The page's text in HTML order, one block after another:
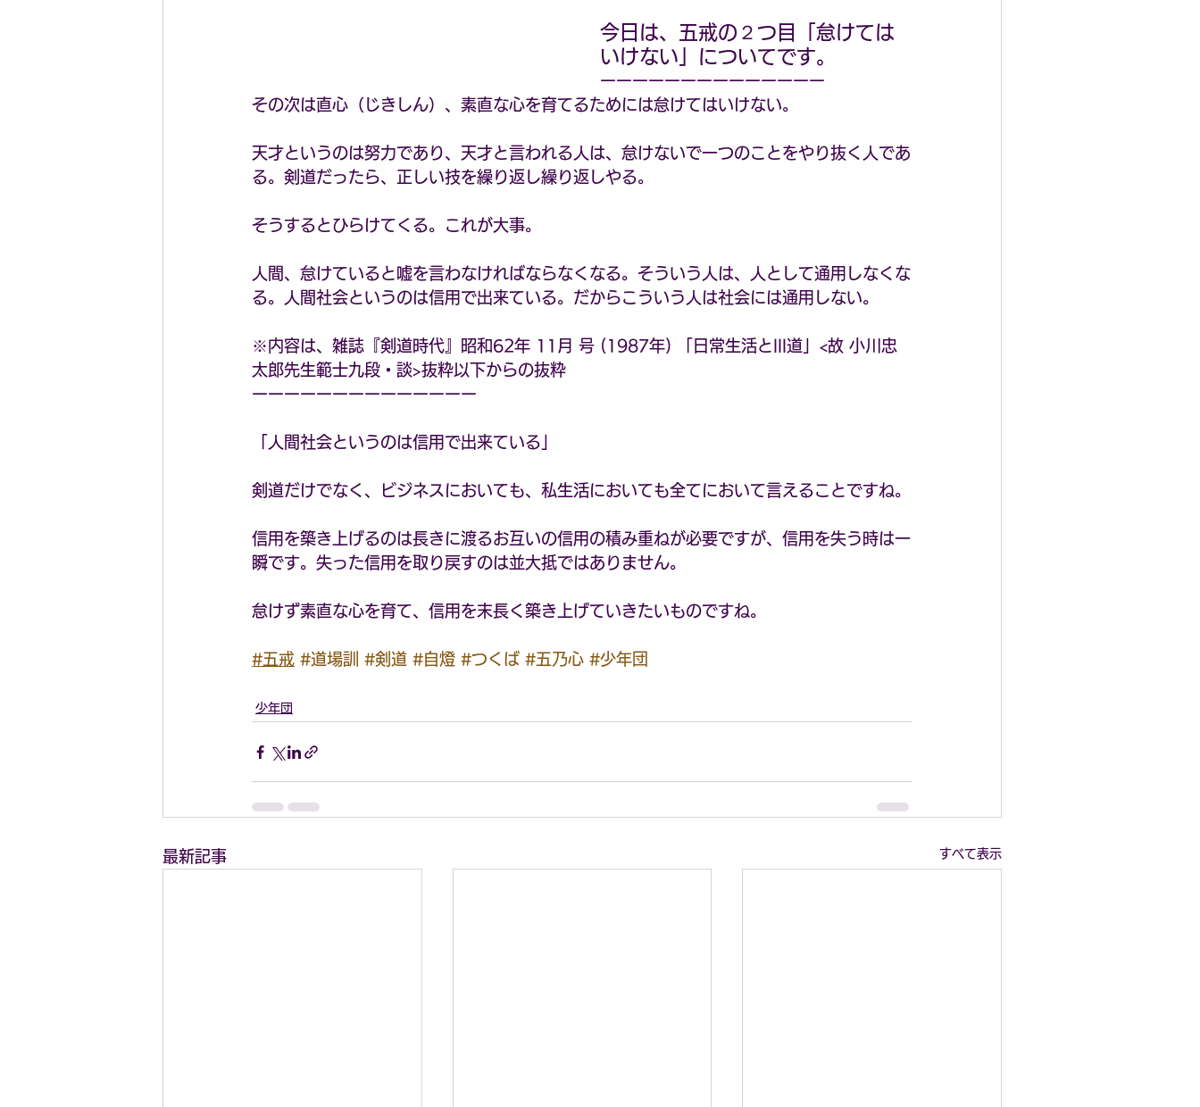
今日は、五戒の２つ目「怠けては
いけない」についてです。
ーーーーーーーーーーーーーー
その次は直心（じきしん）、素直な心を育てるためには怠けてはいけない。
天才というのは努力であり、天才と言われる人は、怠けないで一つのことをやり抜く人であ
る。剣道だったら、正しい技を繰り返し繰り返しやる。
そうするとひらけてくる。これが大事。
人間、怠けていると嘘を言わなければならなくなる。そういう人は、人として通用しなくな
る。人間社会というのは信用で出来ている。だからこういう人は社会には通用しない。
※内容は、雑誌『剣道時代』昭和62年 11月 号 (1987年) 「日常生活とlll道」<故 小川忠
太郎先生範士九段・談>抜粋以下からの抜粋
ーーーーーーーーーーーーーー
「人間社会というのは信用で出来ている」
剣道だけでなく、ビジネスにおいても、私生活においても全てにおいて言えることですね。
信用を築き上げるのは長きに渡るお互いの信用の積み重ねが必要ですが、信用を失う時は一
瞬です。失った信用を取り戻すのは並大抵ではありません。
怠けず素直な心を育て、信用を末長く築き上げていきたいものですね。
#五戒 #道場訓 #剣道 #自燈 #つくば #五乃心 #少年団
少年団
最新記事 すべて表示